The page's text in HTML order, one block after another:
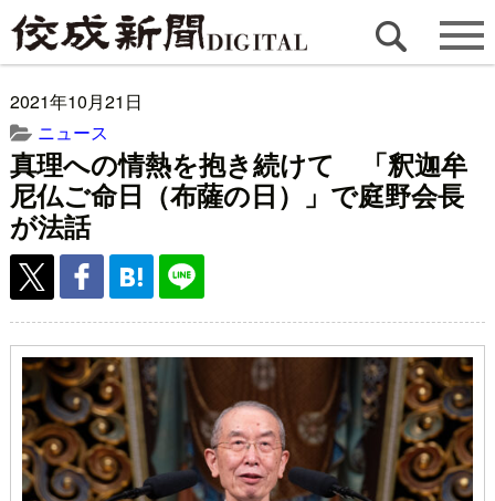
2021年10月21日
ニュース
真理への情熱を抱き続けて 「釈迦牟
尼仏ご命日（布薩の日）」で庭野会長
が法話